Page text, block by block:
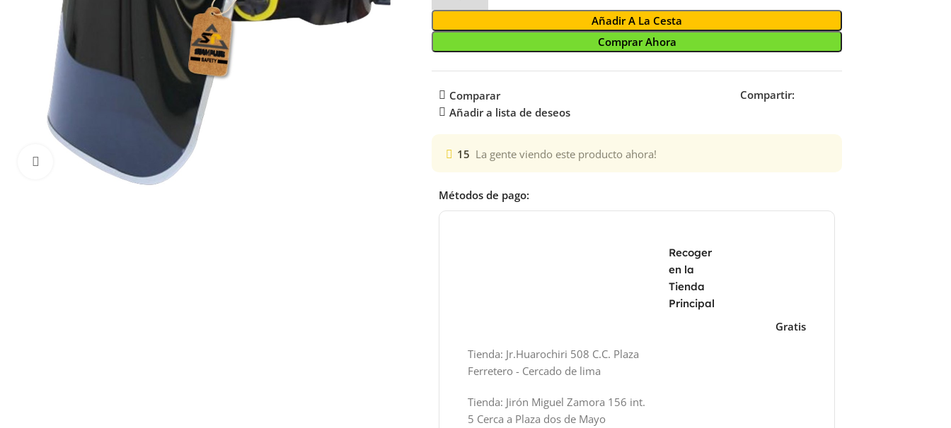
Haga Click para agrandar
Añadir A La Cesta
Comprar Ahora
Comparar
Añadir a lista de deseos
Compartir:
15 La gente viendo este producto ahora!
Métodos de pago:
Recoger
en la
Tienda
Principal
Tienda: Jr.Huarochiri 508 C.C. Plaza
Ferretero - Cercado de lima
Tienda: Jirón Miguel Zamora 156 int.
5 Cerca a Plaza dos de Mayo
Gratis